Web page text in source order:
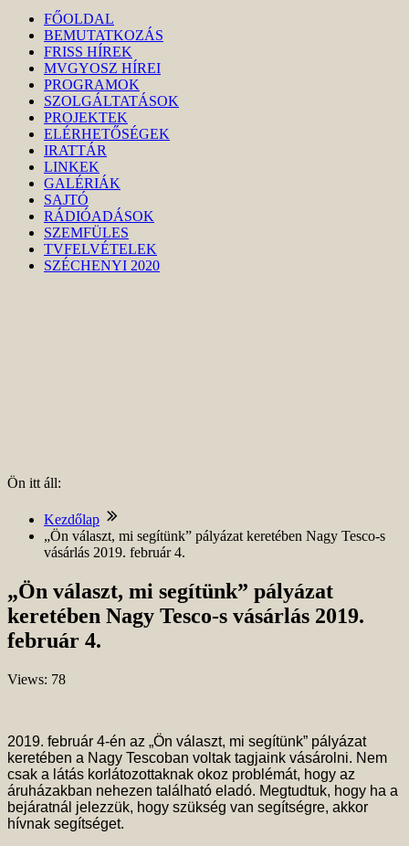
FŐOLDAL
BEMUTATKOZÁS
FRISS HÍREK
MVGYOSZ HÍREI
PROGRAMOK
SZOLGÁLTATÁSOK
PROJEKTEK
ELÉRHETŐSÉGEK
IRATTÁR
LINKEK
GALÉRIÁK
SAJTÓ
RÁDIÓADÁSOK
SZEMFÜLES
TVFELVÉTELEK
SZÉCHENYI 2020
Ön itt áll:
Kezdőlap
„Ön választ, mi segítünk” pályázat keretében Nagy Tesco-s
vásárlás 2019. február 4.
„Ön választ, mi segítünk” pályázat
keretében Nagy Tesco-s vásárlás 2019.
február 4.
Views: 78
2019. február 4-én az „Ön választ, mi segítünk” pályázat
keretében a Nagy Tescoban voltak tagjaink vásárolni. Nem
csak a látás korlátozottaknak okoz problémát, hogy az
áruházakban nehezen található eladó. Megtudtuk, hogy ha a
bejáratnál jelezzük, hogy szükség van segítségre, akkor
hívnak segítséget.